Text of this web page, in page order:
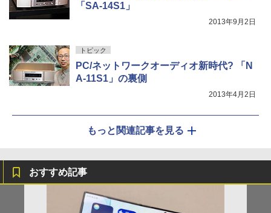
「SA-14S1」
2013年9月2日
トピック
PC/ネットワークオーディオ新時代? 「N
A-11S1」の裏側
2013年4月2日
もっと関連記事を見る
おすすめ記事